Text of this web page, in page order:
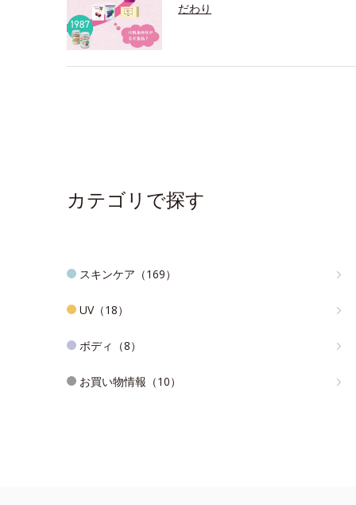
だわり
カテゴリで探す
スキンケア（169）
UV（18）
ボディ（8）
お買い物情報（10）